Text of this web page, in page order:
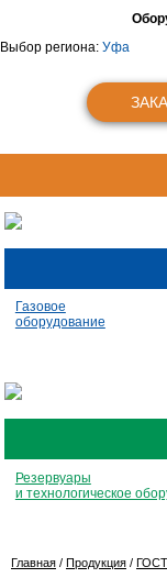
Выбор региона: Уфа
Газовое
оборудование
Резервуары
и технологическое
Главная / Продукция /